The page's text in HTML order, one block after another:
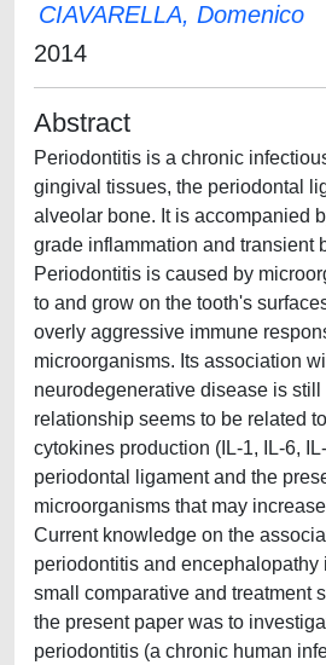
CIAVARELLA, Domenico
2014
Abstract
Periodontitis is a chronic
gingival tissues, the periodontal
alveolar bone. It is accompanied
grade inflammation and transient
Periodontitis is caused by
to and grow on the tooth's
overly aggressive immune
microorganisms. Its association
neurodegenerative disease is
relationship seems to be related
cytokines production (IL-1, IL-6,
periodontal ligament and the
microorganisms that may
Current knowledge on the
periodontitis and encephalopathy
small comparative and treatment
the present paper was to
periodontitis (a chronic human